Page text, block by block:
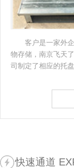
作为享富声誉
公司一直对仓储设
快速通道